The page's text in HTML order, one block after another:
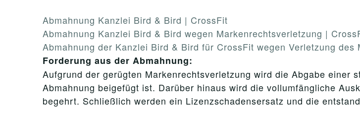
Abmahnung Kanzlei Bird & Bird | CrossFit
Abmahnung Kanzlei Bird & Bird wegen Markenrechtsverletzung |
Abmahnung der Kanzlei Bird & Bird für CrossFit wegen Verletzung des
Forderung aus der Abmahnung:
Aufgrund der gerügten Markenrechtsverletzung wird die Abgabe einer
Abmahnung beigefügt ist. Darüber hinaus wird die vollumfängliche
begehrt. Schließlich werden ein Lizenzschadensersatz und die